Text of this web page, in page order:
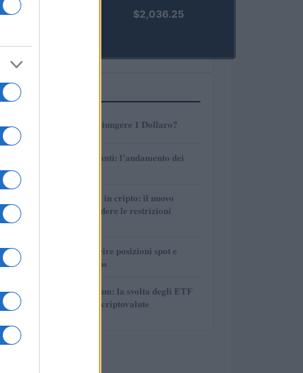
PRIME)
$2,036.25
PIÙ LETTI
1 AMP: Potrà Raggiungere 1 Dollaro?
Petrolio e carburanti: l’andamento dei
3
Finanza parallela in cripto: il nuovo
strumento per eludere le restrizioni
4
Strategie per coprire posizioni spot e
volatilità con perps
5
Bitcoin vs Ethereum: la svolta degli ETF
nel mercato delle criptovalute